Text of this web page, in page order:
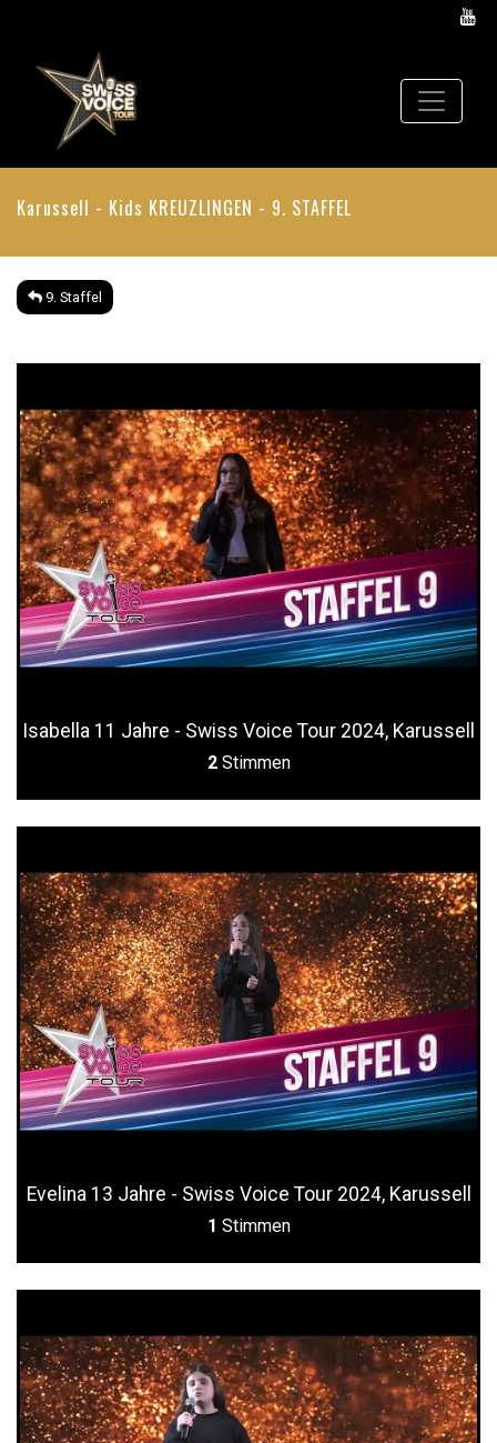
Karussell - Kids KREUZLINGEN - 9. STAFFEL
9. Staffel
Isabella 11 Jahre - Swiss Voice Tour 2024, Karussell
2 Stimmen
Evelina 13 Jahre - Swiss Voice Tour 2024, Karussell
1 Stimmen